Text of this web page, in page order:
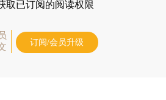
取已订阅的阅读权限
订阅/会员升级